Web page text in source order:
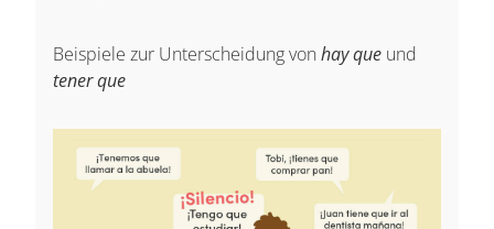
Beispiele zur Unterscheidung von hay que und
tener que